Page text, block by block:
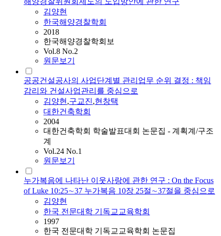
김양현
한국해양경찰학회
2018
한국해양경찰학회보
Vol.8 No.2
원문보기
공공건설공사의 사업단계별 관리업무 순위 결정 : 책임
감리와 건설사업관리를 중심으로
김양현,구교진,현창택
대한건축학회
2004
대한건축학회 학술발표대회 논문집 - 계획계/구조
계
Vol.24 No.1
원문보기
누가복음에 나타난 이웃사랑에 관한 연구 : On the Focus
of Luke 10:25∼37 누가복음 10장 25절∼37절을 중심으로
김양현
한국 전문대학 기독교교육학회
1997
한국 전문대학 기독교교육학회 논문집